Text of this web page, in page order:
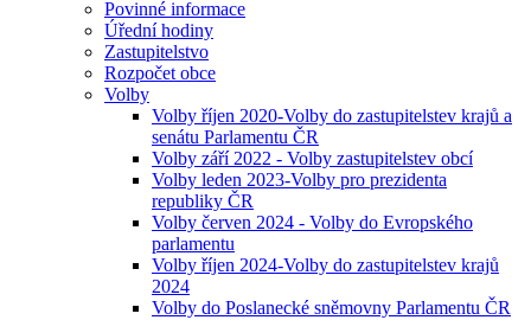
Povinné informace
Úřední hodiny
Zastupitelstvo
Rozpočet obce
Volby
Volby říjen 2020-Volby do zastupitelstev krajů a
senátu Parlamentu ČR
Volby září 2022 - Volby zastupitelstev obcí
Volby leden 2023-Volby pro prezidenta
republiky ČR
Volby červen 2024 - Volby do Evropského
parlamentu
Volby říjen 2024-Volby do zastupitelstev krajů
2024
Volby do Poslanecké sněmovny Parlamentu ČR